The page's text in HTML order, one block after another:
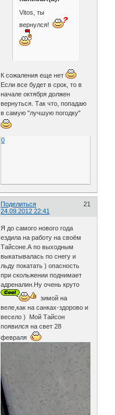
Vitos, ты
вернулся!
К сожаления еще нет
Если все будет в срок, то в
начале октября должен
вернуться. Так что, попадаю
в самую "лучшую погодку"
0
Поделиться
21
24.09.2012 22:41
Я до самого нового года
ездила на работу на своём
Тайсоне.А по выходным
выкатывалась по снегу и
льду покатать ) опасность
при скольжении поднимает
адреналин.Ну очень круто
зимой на
веле,как на санках-здорово и
весело ) Мой Тайсон
появился на свет 28
февраля